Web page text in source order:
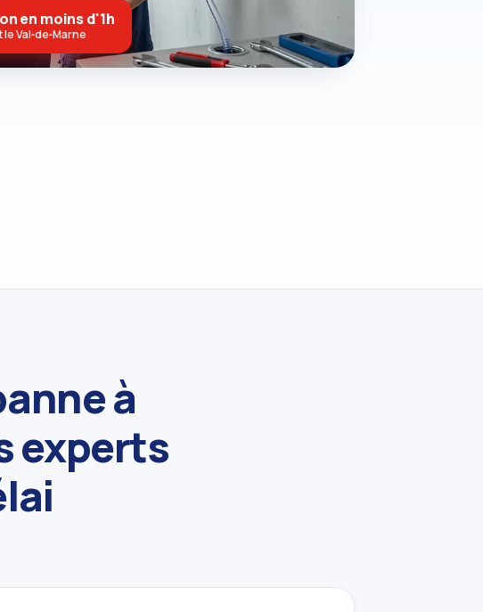
en moins d'1h
Val‑de‑Marne
à
experts